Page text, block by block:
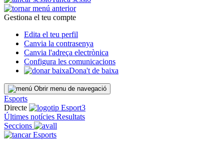
Gestiona el teu compte
Edita el teu perfil
Canvia la contrasenya
Canvia l'adreça electrònica
Configura les comunicacions
Dona't de baixa
Obrir menu de navegació
Esports
Directe
Últimes notícies Resultats
Seccions
Esports